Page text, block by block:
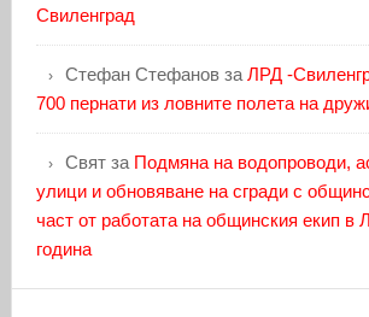
Свиленград
Стефан Стефановза ЛРД -
700 пернати из ловните полета на
Святза Подмяна на водопроводи,
улици и обновяване на сгради с
част от работата на общинския екип в
година